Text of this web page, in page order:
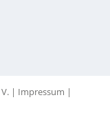
| Impressum |